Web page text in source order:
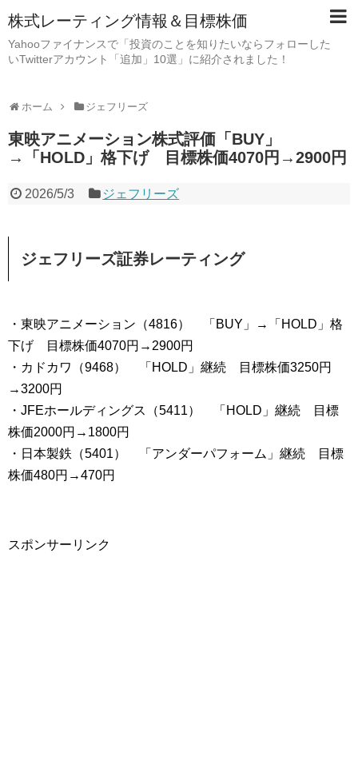
株式レーティング情報＆目標株価
Yahooファイナンスで「投資のことを知りたいならフォローした
いTwitterアカウント「追加」10選」に紹介されました！
ホーム ジェフリーズ
東映アニメーション株式評価「BUY」
→「HOLD」格下げ 目標株価4070円→2900円
2026/5/3 ジェフリーズ
ジェフリーズ証券レーティング
・東映アニメーション（4816） 「BUY」→「HOLD」格
下げ 目標株価4070円→2900円
・カドカワ（9468） 「HOLD」継続 目標株価3250円
→3200円
・JFEホールディングス（5411） 「HOLD」継続 目標
株価2000円→1800円
・日本製鉄（5401） 「アンダーパフォーム」継続 目標
株価480円→470円
スポンサーリンク